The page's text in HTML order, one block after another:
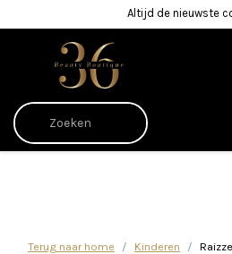
Altijd de nieuwste
Terug naar home Kinderen